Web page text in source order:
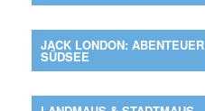
JACK LONDON: ABENTEUER
SÜDSEE